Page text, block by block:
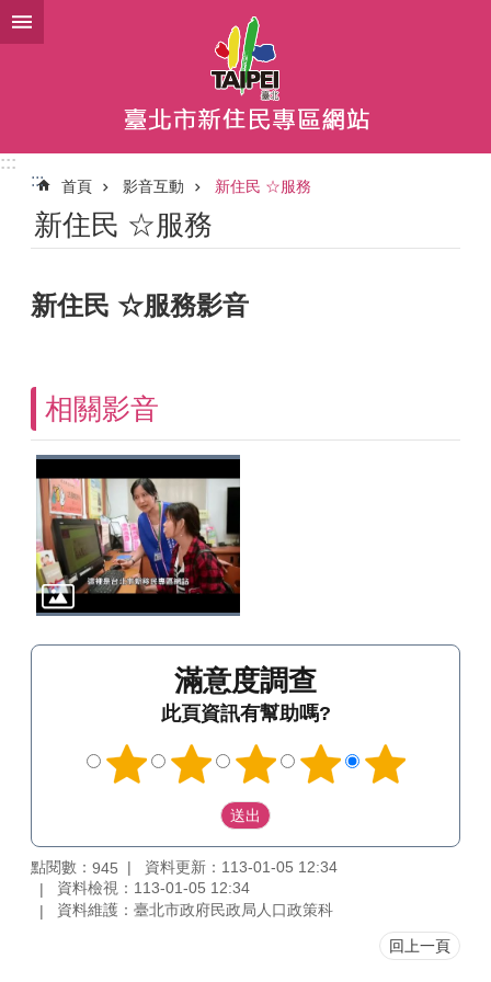
跳到主要內容區塊
:::
:::
首頁 影音互動 新住民 ☆服務
新住民 ☆服務
新住民 ☆服務影音
相關影音
滿意度調查
此頁資訊有幫助嗎?
點閱數： 945
資料更新：113-01-05 12:34
資料檢視：113-01-05 12:34
資料維護：臺北市政府民政局人口政策科
回上一頁